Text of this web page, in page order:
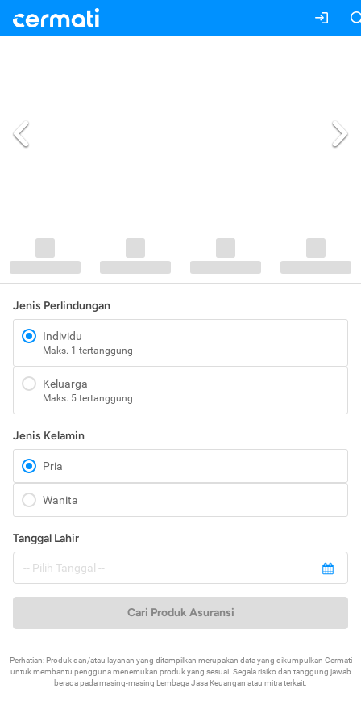
Jenis Perlindungan
Individu
Maks. 1 tertanggung
Keluarga
Maks. 5 tertanggung
Jenis Kelamin
Pria
Wanita
Tanggal Lahir
Cari Produk Asuransi
Perhatian: Produk dan/atau layanan yang ditampilkan merupakan data yang dikumpulkan Cermati
untuk membantu pengguna menemukan produk yang sesuai. Segala risiko dan tanggung jawab
berada pada masing-masing Lembaga Jasa Keuangan atau mitra terkait.